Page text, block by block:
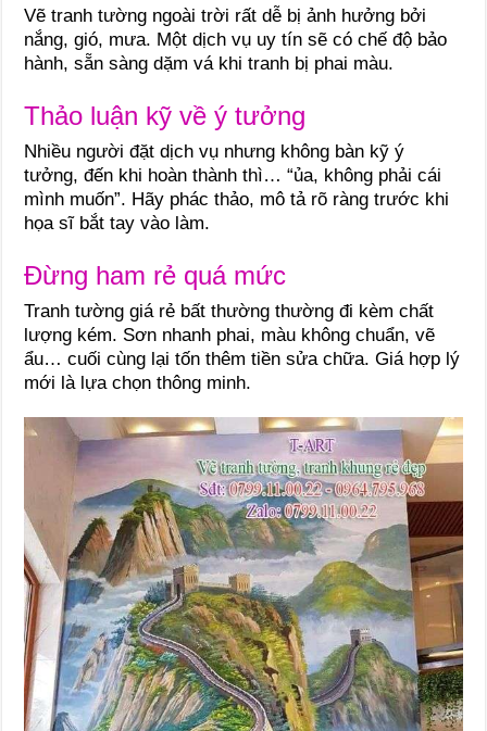
Vẽ tranh tường ngoài trời rất dễ bị ảnh hưởng bởi
nắng, gió, mưa. Một dịch vụ uy tín sẽ có chế độ bảo
hành, sẵn sàng dặm vá khi tranh bị phai màu.
Thảo luận kỹ về ý tưởng
Nhiều người đặt dịch vụ nhưng không bàn kỹ ý
tưởng, đến khi hoàn thành thì… “ủa, không phải cái
mình muốn”. Hãy phác thảo, mô tả rõ ràng trước khi
họa sĩ bắt tay vào làm.
Đừng ham rẻ quá mức
Tranh tường giá rẻ bất thường thường đi kèm chất
lượng kém. Sơn nhanh phai, màu không chuẩn, vẽ
ẩu… cuối cùng lại tốn thêm tiền sửa chữa. Giá hợp lý
mới là lựa chọn thông minh.